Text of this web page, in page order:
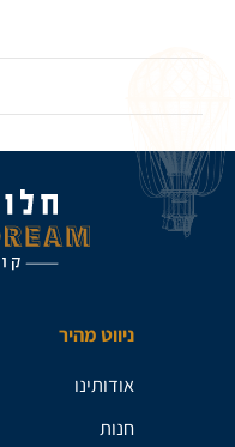
ניווט מהיר
אודותינו
חנות